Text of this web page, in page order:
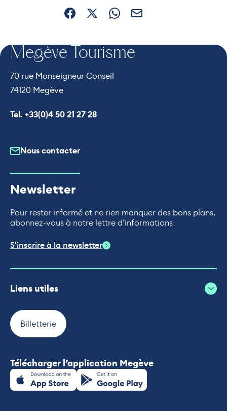
Partager sur Facebook (nouvelle fenêtre)
Partager sur X / Twitter (nouvelle
Partager sur WhatsApp
Partager par mail
Megève Tourisme
70 rue Monseigneur Conseil
74120 Megève
Appeler le
Tel. +33(0)4 50 21 27 28
Nous contacter
Newsletter
Pour rester informé et ne rien manquer des bons plans,
abonnez-vous à notre lettre d’informations
S'inscrire à la newsletter
Liens utiles
Billetterie
Télécharger l’application Megève